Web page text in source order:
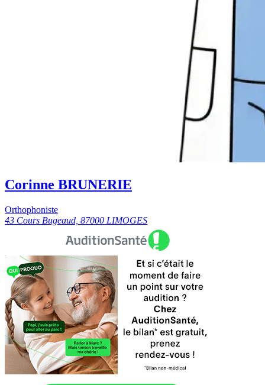
Corinne BRUNERIE
Orthophoniste
43 Cours Bugeaud, 87000 LIMOGES